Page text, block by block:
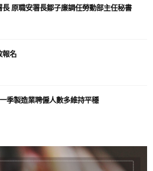
原職安署長鄒子廉調任勞動部主任秘書
報名
季製造業聘僱人數多維持平穩